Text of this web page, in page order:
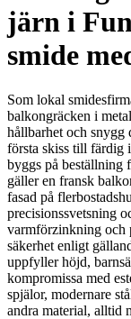
järn i
smide
Som lokal
balkongräcken i
hållbarhet och snygg
första skiss till färdig
byggs på beställning
gäller en fransk
fasad på
precisionssvetsning
varmförzinkning och
säkerhet enligt
uppfyller höjd,
kompromissa med
spjälor, modernare
andra material, alltid